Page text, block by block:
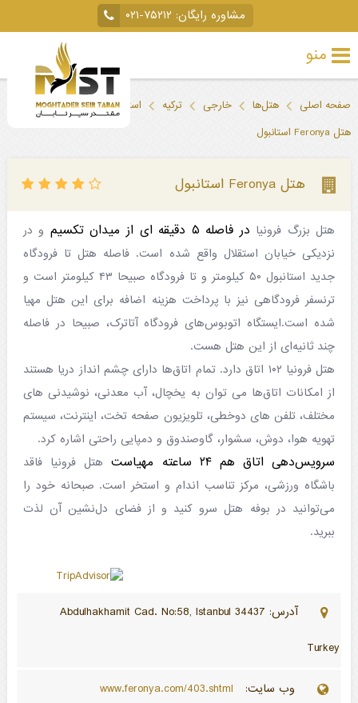
مشاوره رایگان: ۰۲۱-۷۵۲۱۲
منو
داخلی
لحظه
آخری
جاذبه‌های
گردشگری
صفحه اصلی هتل‌ها خارجی ترکیه
استانبول
هتل Feronya استانبول
هتل Feronya استانبول
هتل بزرگ فرونیا در فاصله ۵ دقیقه ای از میدان تکسیم
و در
نزدیکی خیابان استقلال واقع شده است. فاصله هتل تا فرودگاه
جدید استانبول ۵۰ کیلومتر و تا فرودگاه صبیحا ۴۳ کیلومتر است و
ترنسفر فرودگاهی نیز با پرداخت هزینه اضافه برای این هتل مهیا
شده است.ایستگاه اتوبوس‌های فرودگاه آتاترک، صبیحا در فاصله
چند ثانیه‌ای از این هتل هست.
هتل فرونیا ۱۰۲ اتاق دارد. تمام اتاق‌ها دارای چشم انداز دریا هستند
از امکانات اتاق‌ها می توان به یخچال، آب معدنی، نوشیدنی های
مختلف، تلفن های دوخطی، تلویزیون صفحه تخت، اینترنت، سیستم
تهویه هوا، دوش، سشوار، گاوصندوق و دمپایی راحتی اشاره کرد.
سرویس‌دهی اتاق هم ۲۴ ساعته مهیاست
هتل فرونیا فاقد
باشگاه ورزشی، مرکز تناسب اندام و استخر است. صبحانه خود را
می‌توانید در بوفه هتل سرو کنید و از فضای دل‌نشین آن لذت
ببرید.
آدرس: Abdulhakhamit Cad. No:58, Istanbul 34437
Turkey
وب سایت: